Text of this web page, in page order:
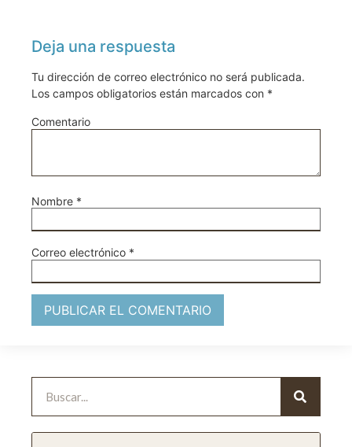
Deja una respuesta
Tu dirección de correo electrónico no será publicada.
Los campos obligatorios están marcados con *
Comentario
Nombre *
Correo electrónico *